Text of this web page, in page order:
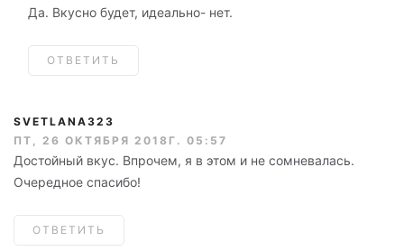
Да. Вкусно будет, идеально- нет.
ОТВЕТИТЬ
SVETLANA323
ПТ, 26 ОКТЯБРЯ 2018Г. 05:57
Достойный вкус. Впрочем, я в этом и не сомневалась.
Очередное спасибо!
ОТВЕТИТЬ